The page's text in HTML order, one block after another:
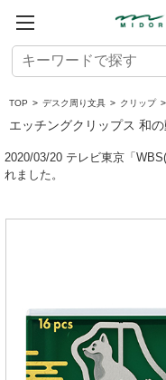
TOP > デスク周り文具 > クリップ >
エッチングクリップス 和
2020/03/20 テレビ東京「
れました。